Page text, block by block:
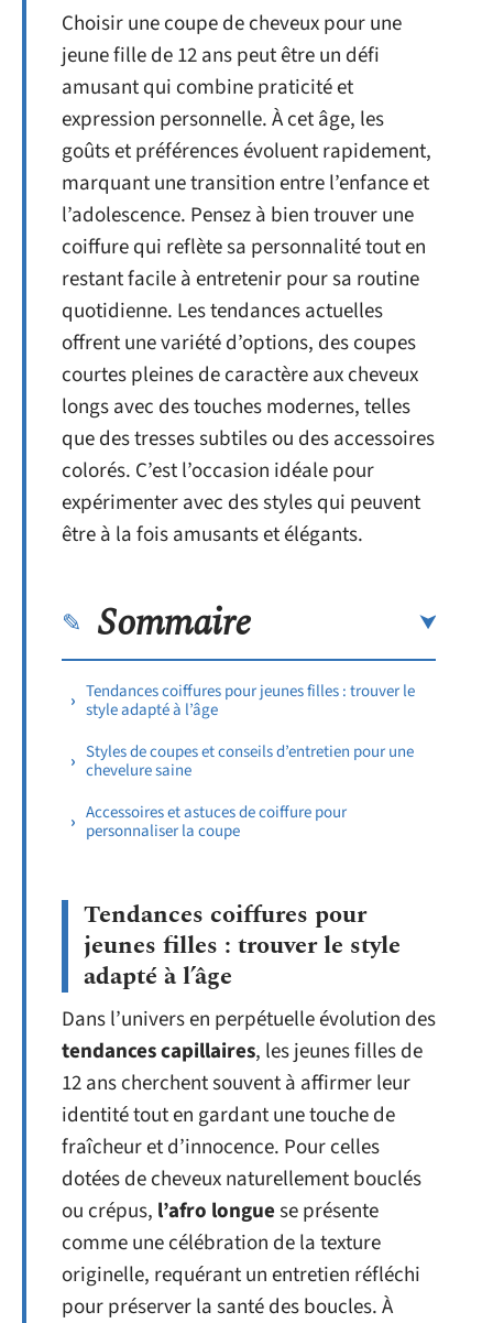
Choisir une coupe de cheveux pour une
jeune fille de 12 ans peut être un défi
amusant qui combine praticité et
expression personnelle. À cet âge, les
goûts et préférences évoluent rapidement,
marquant une transition entre l’enfance et
l’adolescence. Pensez à bien trouver une
coiffure qui reflète sa personnalité tout en
restant facile à entretenir pour sa routine
quotidienne. Les tendances actuelles
offrent une variété d’options, des coupes
courtes pleines de caractère aux cheveux
longs avec des touches modernes, telles
que des tresses subtiles ou des accessoires
colorés. C’est l’occasion idéale pour
expérimenter avec des styles qui peuvent
être à la fois amusants et élégants.
Sommaire
Tendances coiffures pour jeunes filles : trouver le
style adapté à l’âge
Styles de coupes et conseils d’entretien pour une
chevelure saine
Accessoires et astuces de coiffure pour
personnaliser la coupe
Tendances coiffures pour
jeunes filles : trouver le style
adapté à l’âge
Dans l’univers en perpétuelle évolution des
tendances capillaires, les jeunes filles de
12 ans cherchent souvent à affirmer leur
identité tout en gardant une touche de
fraîcheur et d’innocence. Pour celles
dotées de cheveux naturellement bouclés
ou crépus, l’afro longuese présente
comme une célébration de la texture
originelle, requérant un entretien réfléchi
pour préserver la santé des boucles. À